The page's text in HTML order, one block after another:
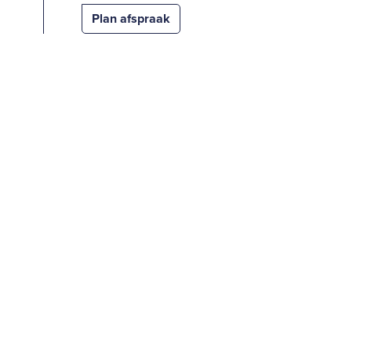
Plan afspraak